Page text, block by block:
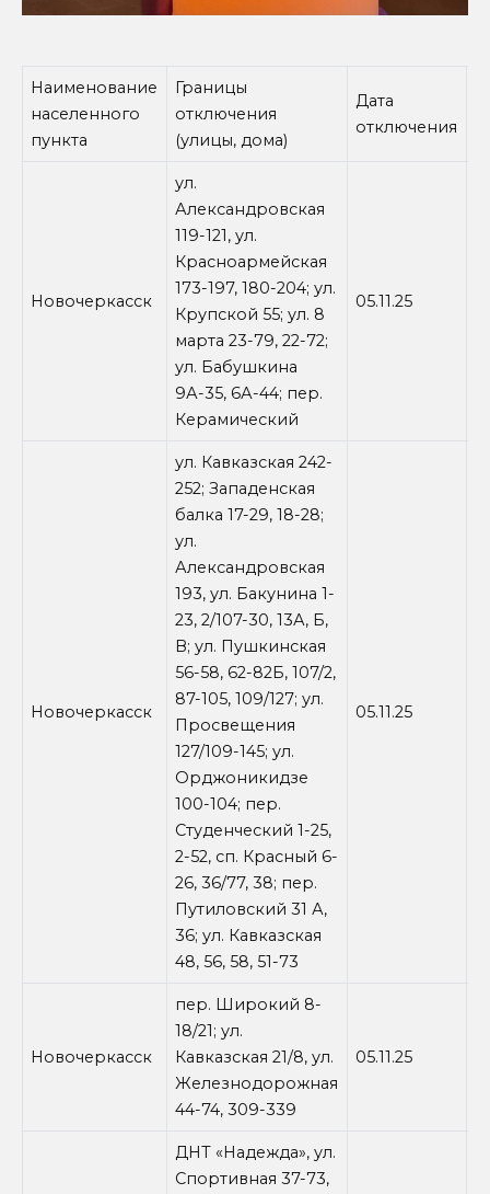
Наименование
населенного
пункта
Границы
отключения
(улицы, дома)
Дата
отключения
Новочеркасск
ул.
Александровская
119-121, ул.
Красноармейская
173-197, 180-204; ул.
Крупской 55; ул. 8
марта 23-79, 22-72;
ул. Бабушкина
9А-35, 6А-44; пер.
Керамический
05.11.25
Новочеркасск
ул. Кавказская 242-
252; Западенская
балка 17-29, 18-28;
ул.
Александровская
193, ул. Бакунина 1-
23, 2/107-30, 13А, Б,
В; ул. Пушкинская
56-58, 62-82Б, 107/2,
87-105, 109/127; ул.
Просвещения
127/109-145; ул.
Орджоникидзе
100-104; пер.
Студенческий 1-25,
2-52, сп. Красный 6-
26, 36/77, 38; пер.
Путиловский 31 А,
36; ул. Кавказская
48, 56, 58, 51-73
05.11.25
Новочеркасск
пер. Широкий 8-
18/21; ул.
Кавказская 21/8, ул.
Железнодорожная
44-74, 309-339
05.11.25
ДНТ «Надежда», ул.
Спортивная 37-73,